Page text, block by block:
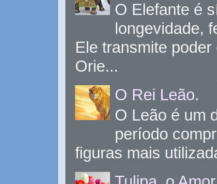
O Elefante é
longevidade,
Ele transmite
Orie...
O Rei Leão.
O Leão é um
período
figuras mais